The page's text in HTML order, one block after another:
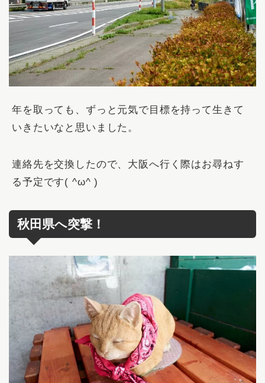
年を取っても、ずっと元気で目標を持って生きて
いきたいなと思いました。
連絡先を交換したので、大阪へ行く際はお尋ねす
る予定です( ^ω^ )
秋田県へ突撃！